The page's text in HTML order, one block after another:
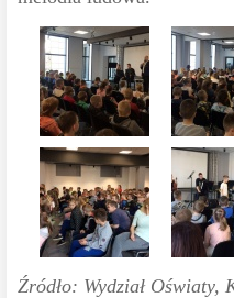
Źródło: Wydział